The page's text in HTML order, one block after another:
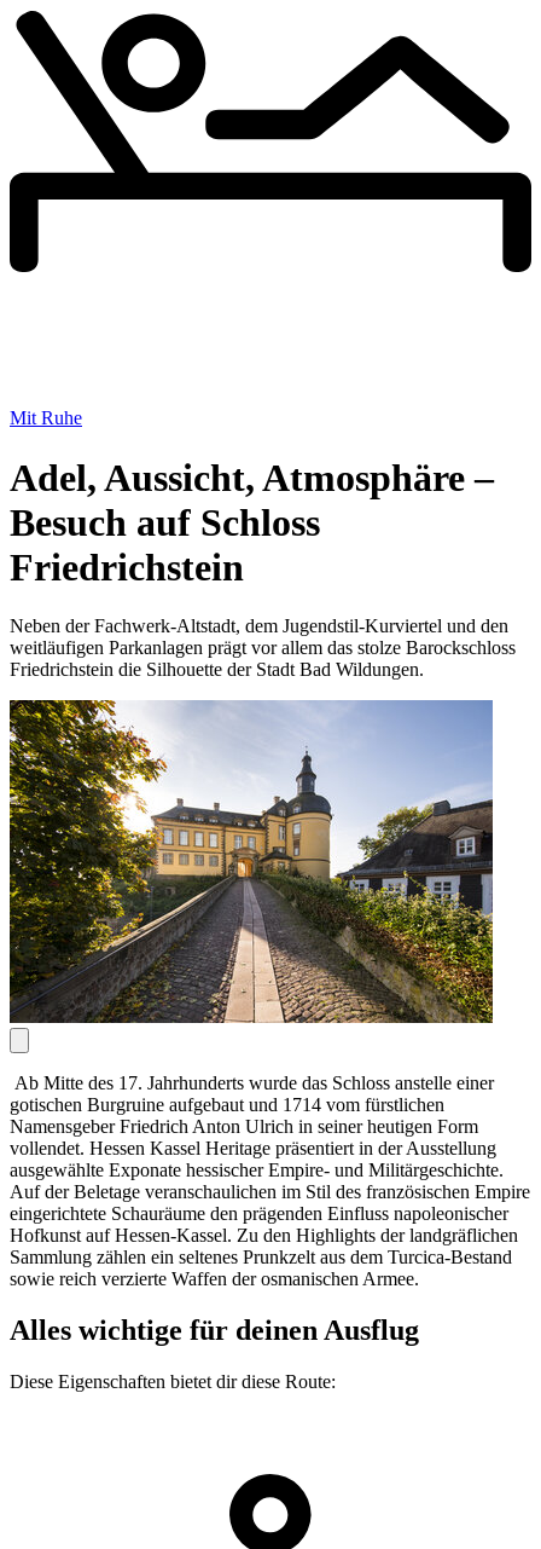
Mit Ruhe
Adel, Aussicht, Atmosphäre –
Besuch auf Schloss
Friedrichstein
Neben der Fachwerk-Altstadt, dem Jugendstil-Kurviertel und den
weitläufigen Parkanlagen prägt vor allem das stolze Barockschloss
Friedrichstein die Silhouette der Stadt Bad Wildungen.
Ab Mitte des 17. Jahrhunderts wurde das Schloss anstelle einer
gotischen Burgruine aufgebaut und 1714 vom fürstlichen
Namensgeber Friedrich Anton Ulrich in seiner heutigen Form
vollendet. Hessen Kassel Heritage präsentiert in der Ausstellung
ausgewählte Exponate hessischer Empire- und Militärgeschichte.
Auf der Beletage veranschaulichen im Stil des französischen Empire
eingerichtete Schauräume den prägenden Einfluss napoleonischer
Hofkunst auf Hessen-Kassel. Zu den Highlights der landgräflichen
Sammlung zählen ein seltenes Prunkzelt aus dem Turcica-Bestand
sowie reich verzierte Waffen der osmanischen Armee.
Alles wichtige für deinen Ausflug
Diese Eigenschaften bietet dir diese Route: